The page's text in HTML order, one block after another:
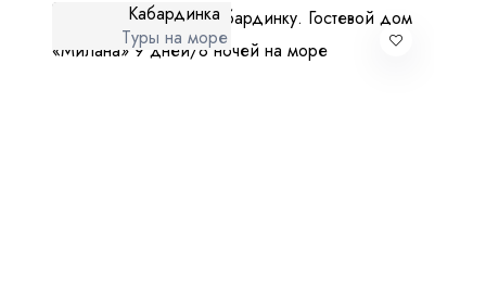
Кабардинка
Туры на море